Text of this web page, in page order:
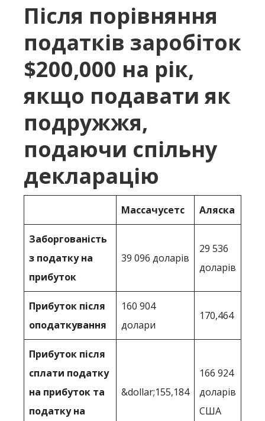
Після порівняння
податків заробіток
$200,000 на рік,
якщо подавати як
подружжя,
подаючи спільну
декларацію
Массачусетс Аляска
Заборгованість
з податку на
прибуток
39 096 доларів
29 536
доларів
Прибуток після
оподаткування
160 904
долари
170,464
Прибуток після
сплати податку
на прибуток та
податку на
&dollar;155,184
166 924
доларів
США